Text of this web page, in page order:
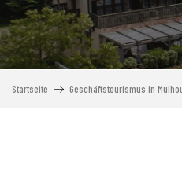
Startseite Geschäftstourismus in